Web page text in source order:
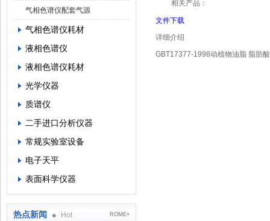
气相色谱仪配套气源
气相色谱仪耗材
液相色谱仪
液相色谱仪耗材
光学仪器
质谱仪
二手进口分析仪器
常规实验室设备
电子天平
表面科学仪器
热点新闻 Hot ROME+
相关产品：
文件下载
详细介绍
GBT17377-1998动植物油脂 脂肪